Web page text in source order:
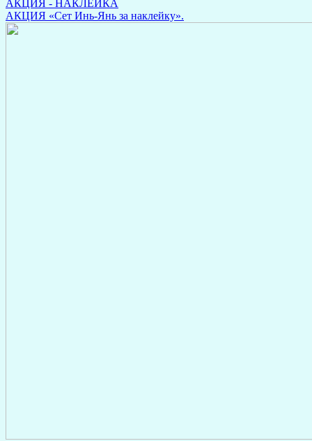
АКЦИЯ - НАКЛЕЙКА
АКЦИЯ «Сет Инь-Янь за наклейку».